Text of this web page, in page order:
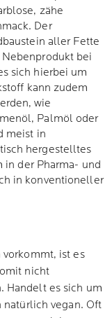
zähe
Der
aller Fette
bei
sich hierbei um
kann zudem
wie
Palmöl oder
meist in
hergestelltes
in der Pharma- und
in konventioneller
ist es
nicht
Handelt es sich um
vegan. Oft